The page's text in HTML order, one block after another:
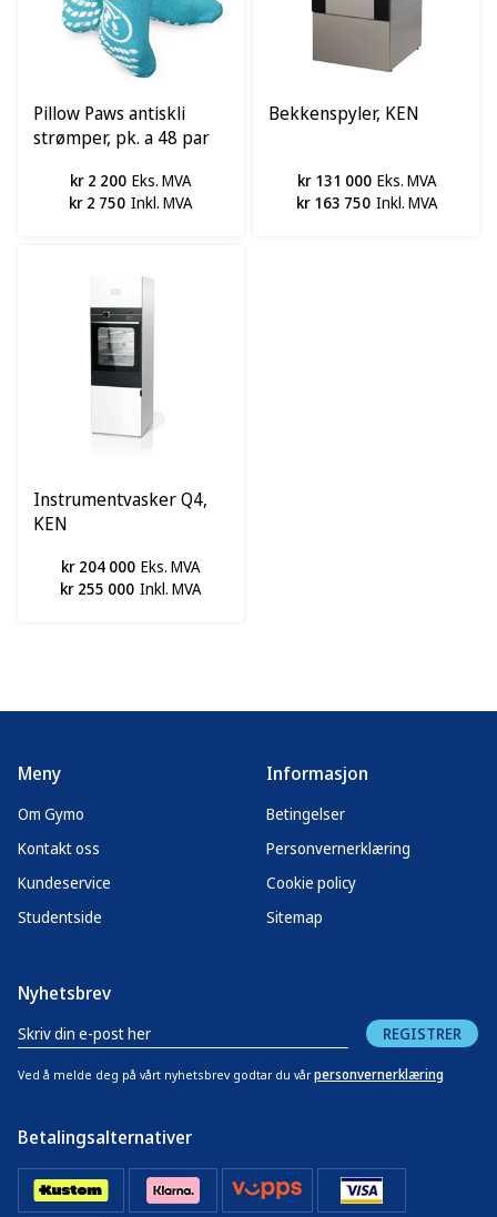
Pillow Paws antiskli
strømper, pk. a 48 par
kr 2 200 Eks. MVA
kr 2 750 Inkl. MVA
Bekkenspyler, KEN
kr 131 000 Eks. MVA
kr 163 750 Inkl. MVA
Instrumentvasker Q4,
KEN
kr 204 000 Eks. MVA
kr 255 000 Inkl. MVA
Meny
Om Gymo
Kontakt oss
Kundeservice
Studentside
Informasjon
Betingelser
Personvernerklæring
Cookie policy
Sitemap
Nyhetsbrev
REGISTRER
Ved å melde deg på vårt nyhetsbrev godtar du vår personvernerklæring
Betalingsalternativer